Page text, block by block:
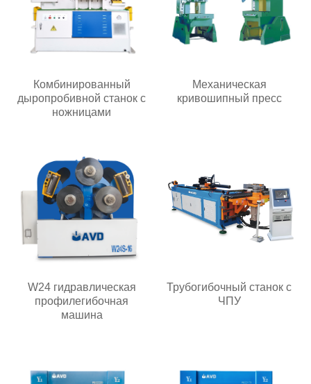
Комбинированный
дыропробивной станок с
ножницами
Механическая
кривошипный пресс
W24 гидравлическая
профилегибочная
машина
Трубогибочный станок с
ЧПУ